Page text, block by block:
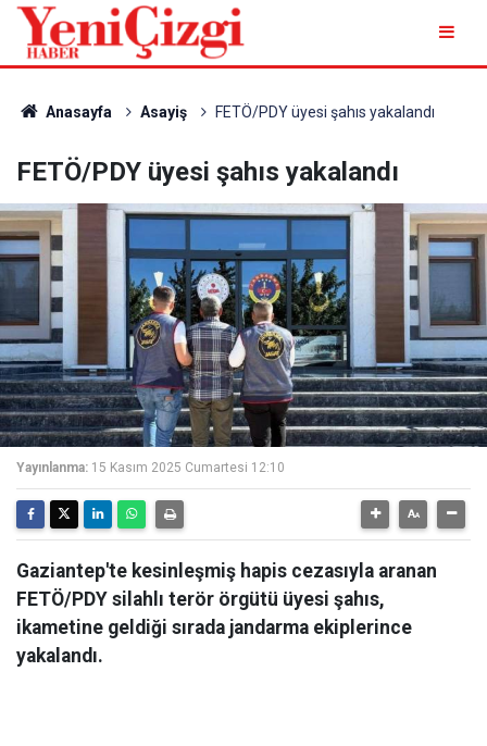
Anasayfa Asayiş FETÖ/PDY üyesi şahıs yakalandı
FETÖ/PDY üyesi şahıs yakalandı
Yayınlanma: 15 Kasım 2025 Cumartesi 12:10
Gaziantep'te kesinleşmiş hapis cezasıyla aranan
FETÖ/PDY silahlı terör örgütü üyesi şahıs,
ikametine geldiği sırada jandarma ekiplerince
yakalandı.